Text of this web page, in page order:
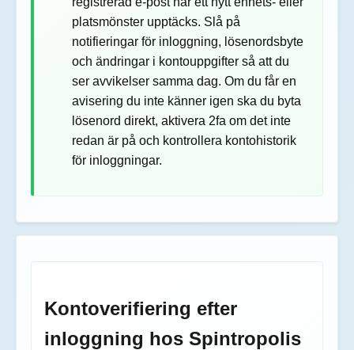
platsmönster upptäcks. Slå på
notifieringar för inloggning, lösenordsbyte
och ändringar i kontouppgifter så att du
ser avvikelser samma dag. Om du får en
avisering du inte känner igen ska du byta
lösenord direkt, aktivera 2fa om det inte
redan är på och kontrollera kontohistorik
för inloggningar.
Kontoverifiering efter
inloggning hos Spintropolis